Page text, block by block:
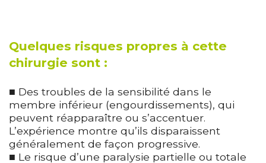
Quelques risques propres à cette
chirurgie sont :
■ Des troubles de la sensibilité dans le
membre inférieur (engourdissements), qui
peuvent réapparaître ou s’accentuer.
L’expérience montre qu’ils disparaissent
généralement de façon progressive.
■ Le risque d’une paralysie partielle ou totale